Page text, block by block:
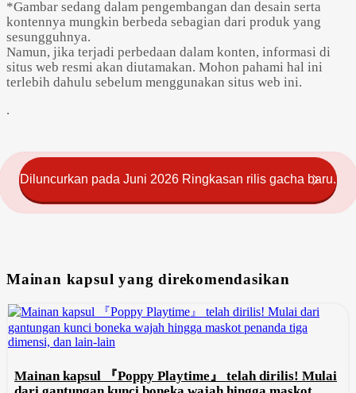
*Gambar sedang dalam pengembangan dan desain serta
kontennya mungkin berbeda sebagian dari produk yang
sesungguhnya.
Namun, jika terjadi perbedaan dalam konten, informasi di
situs web resmi akan diutamakan. Mohon pahami hal ini
terlebih dahulu sebelum menggunakan situs web ini.
.
Diluncurkan pada Juni 2026 Ringkasan rilis gacha baru.
Mainan kapsul yang direkomendasikan
Mainan kapsul 『Poppy Playtime』 telah dirilis! Mulai